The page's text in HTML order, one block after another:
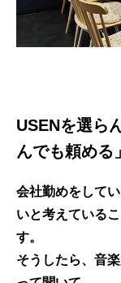
USENを選ら
んでも頼める
会社勤めをして
いと考えている
す。
そうしたら、音